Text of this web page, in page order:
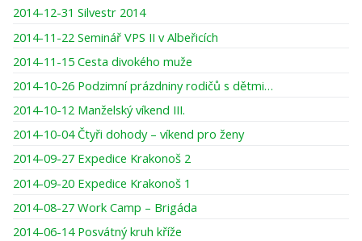
2014-12-31 Silvestr 2014
2014-11-22 Seminář VPS II v Albeřicích
2014-11-15 Cesta divokého muže
2014-10-26 Podzimní prázdniny rodičů s dětmi…
2014-10-12 Manželský víkend III.
2014-10-04 Čtyři dohody – víkend pro ženy
2014-09-27 Expedice Krakonoš 2
2014-09-20 Expedice Krakonoš 1
2014-08-27 Work Camp – Brigáda
2014-06-14 Posvátný kruh kříže